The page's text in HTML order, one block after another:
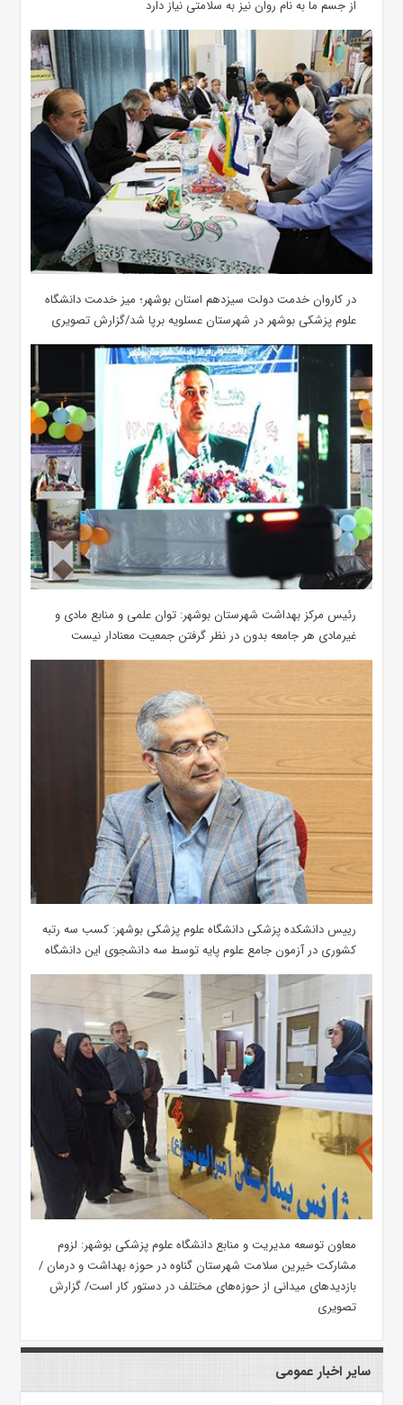
از جسم ما به نام روان نیز به سلامتی نیاز دارد
در کاروان خدمت دولت سیزدهم استان بوشهر؛ میز خدمت دانشگاه
علوم پزشکی بوشهر در شهرستان عسلویه برپا شد/گزارش تصویری
رئیس مرکز بهداشت شهرستان بوشهر: توان علمی و منابع مادی و
غیرمادی هر جامعه بدون در نظر گرفتن جمعیت معنادار نیست
رییس دانشکده پزشکی دانشگاه علوم پزشکی بوشهر: کسب سه رتبه
کشوری در آزمون جامع علوم پایه توسط سه دانشجوی این دانشگاه
معاون توسعه مدیریت و منابع دانشگاه علوم پزشکی بوشهر: لزوم
مشارکت خیرین سلامت شهرستان گناوه در حوزه بهداشت و درمان /
بازدیدهای میدانی از حوزه‌های مختلف در دستور کار است/ گزارش
تصویری
سایر اخبار عمومی